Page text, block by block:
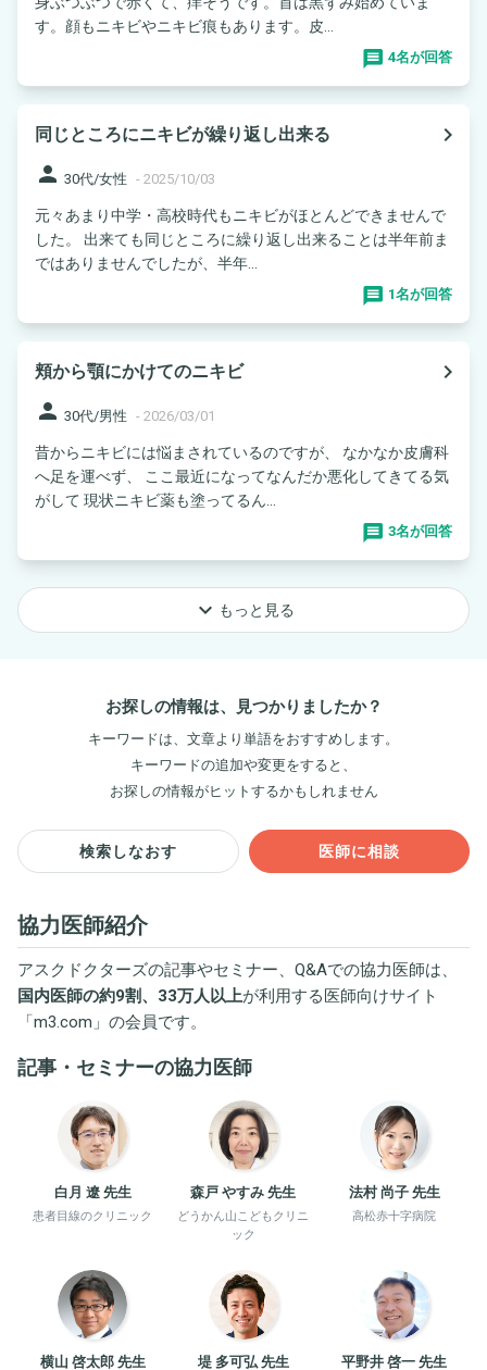
す。顔もニキビやニキビ痕もあります。皮...
4名が回答
同じところにニキビが繰り返し出来る
navigate_next
person 30代/女性 - 2025/10/03
元々あまり中学・高校時代もニキビがほとんどできませんで
した。 出来ても同じところに繰り返し出来ることは半年前ま
ではありませんでしたが、半年...
1名が回答
頬から顎にかけてのニキビ
navigate_next
person 30代/男性 - 2026/03/01
昔からニキビには悩まされているのですが、 なかなか皮膚科
へ足を運べず、 ここ最近になってなんだか悪化してきてる気
がして 現状ニキビ薬も塗ってるん...
3名が回答
keyboard_arrow_down もっと見る
お探しの情報は、見つかりましたか？
キーワードは、文章より単語をおすすめします。
キーワードの追加や変更をすると、
お探しの情報がヒットするかもしれません
検索しなおす 医師に相談
協力医師紹介
アスクドクターズの記事やセミナー、Q&Aでの協力医師は、
国内医師の約9割、33万人以上が利用する医師向けサイト
「m3.com 」の会員です。
記事・セミナーの協力医師
白月 遼 先生
患者目線のクリニック
森戸 やすみ 先生
どうかん山こどもクリニ
ック
法村 尚子 先生
高松赤十字病院
横山 啓太郎 先生 堤 多可弘 先生 平野井 啓一 先生